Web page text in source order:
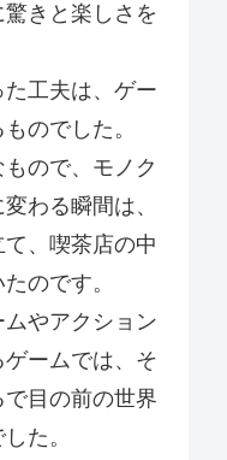
きと楽しさを
工夫は、ゲー
のでした。
ので、モノク
わる瞬間は、
、喫茶店の中
のです。
やアクション
ームでは、そ
目の前の世界
た。